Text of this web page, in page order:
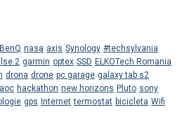
BenQ nasa axis Synology #techsylvania
2 garmin optex SSD ELKOTech Romania
drona drone pc garage galaxy tab s2
aoc hackathon new horizons Pluto sony
gps Internet termostat bicicleta Wifi